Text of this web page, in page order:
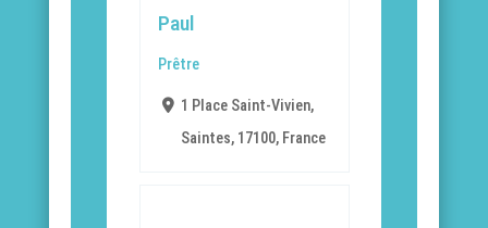
Paul
Prêtre
1 Place Saint-Vivien,
Saintes, 17100, France